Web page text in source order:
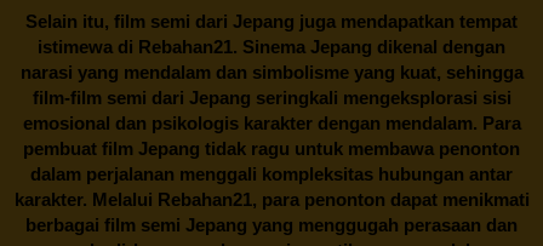
Selain itu, film semi dari Jepang juga mendapatkan tempat
istimewa di Rebahan21. Sinema Jepang dikenal dengan
narasi yang mendalam dan simbolisme yang kuat, sehingga
film-film semi dari Jepang seringkali mengeksplorasi sisi
emosional dan psikologis karakter dengan mendalam. Para
pembuat film Jepang tidak ragu untuk membawa penonton
dalam perjalanan menggali kompleksitas hubungan antar
karakter. Melalui Rebahan21, para penonton dapat menikmati
berbagai film semi Jepang yang menggugah perasaan dan